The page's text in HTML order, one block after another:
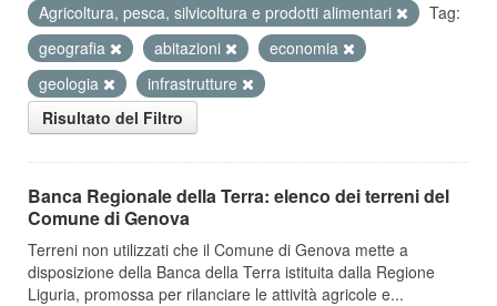
Agricoltura, pesca, silvicoltura e prodotti alimentari
Tag:
geografia
abitazioni
economia
geologia
infrastrutture
Risultato del Filtro
Banca Regionale della Terra: elenco dei terreni del
Comune di Genova
Terreni non utilizzati che il Comune di Genova mette a
disposizione della Banca della Terra istituita dalla Regione
Liguria, promossa per rilanciare le attività agricole e...